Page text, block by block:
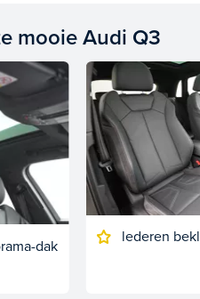
mooie Audi Q3
dak
lederen